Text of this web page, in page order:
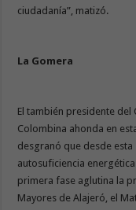
ciudadanía”, matizó.
La Gomera
El también presidente del
Colombina ahonda en
desgranó que desde
autosuficiencia
primera fase aglutina la
Mayores de Alajeró, el